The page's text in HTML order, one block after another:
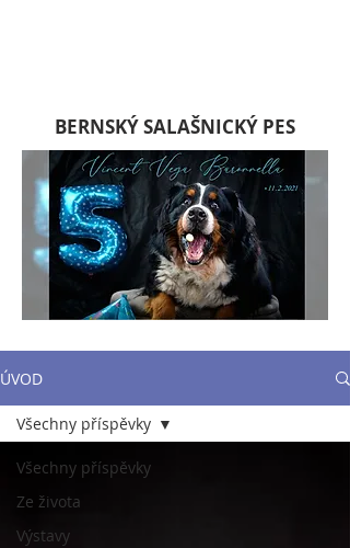
BERNSKÝ SALAŠNICKÝ PES
ÚVOD
Všechny příspěvky
Ze života
Výstavy
Všechny příspěvky